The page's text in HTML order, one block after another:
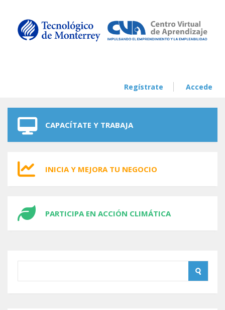
Regístrate Accede
CAPACÍTATE Y TRABAJA
INICIA Y MEJORA TU NEGOCIO
PARTICIPA EN ACCIÓN CLIMÁTICA